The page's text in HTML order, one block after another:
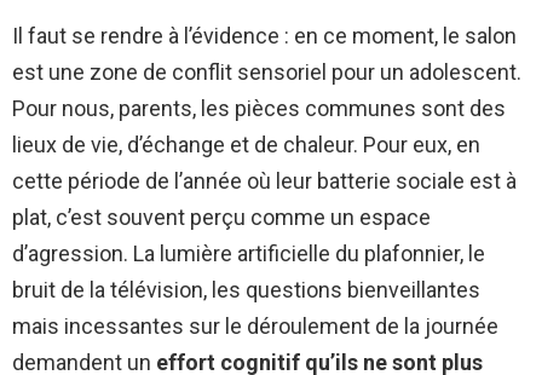
Il faut se rendre à l’évidence : en ce moment, le salon
est une zone de conflit sensoriel pour un adolescent.
Pour nous, parents, les pièces communes sont des
lieux de vie, d’échange et de chaleur. Pour eux, en
cette période de l’année où leur batterie sociale est à
plat, c’est souvent perçu comme un espace
d’agression. La lumière artificielle du plafonnier, le
bruit de la télévision, les questions bienveillantes
mais incessantes sur le déroulement de la journée
demandent un effort cognitif qu’ils ne sont plus